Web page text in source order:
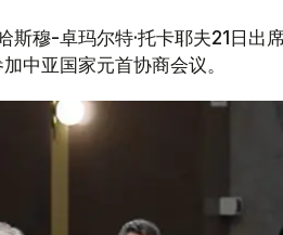
穆-卓玛尔特·托卡耶夫21日出
中亚国家元首协商会议。